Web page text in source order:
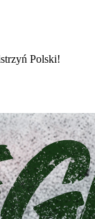
Polski!